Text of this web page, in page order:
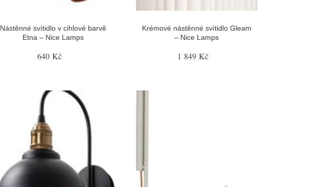
Nástěnné svítidlo v cihlové barvě
Etna – Nice Lamps
640 Kč
Krémové nástěnné svítidlo Gleam
– Nice Lamps
1 849 Kč